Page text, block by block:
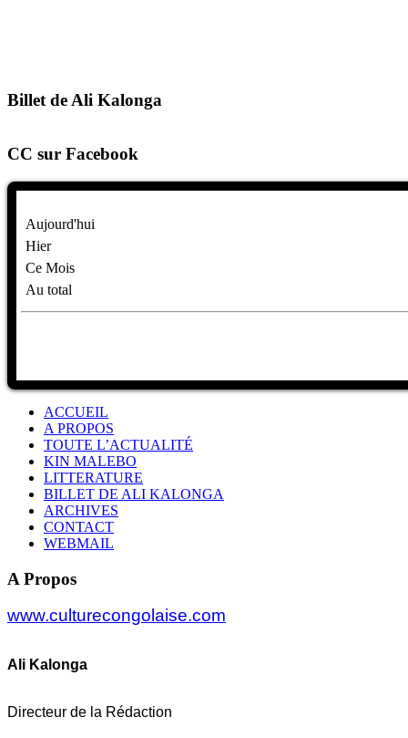
Billet de Ali Kalonga
CC sur Facebook
Aujourd'hui
Hier
Ce Mois
Au total
ACCUEIL
A PROPOS
TOUTE L’ACTUALITÉ
KIN MALEBO
LITTERATURE
BILLET DE ALI KALONGA
ARCHIVES
CONTACT
WEBMAIL
A Propos
www.culturecongolaise.com
Ali Kalonga
Directeur de la Rédaction